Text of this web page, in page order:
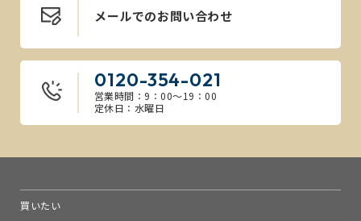
メールでのお問い合わせ
0120-354-021
営業時間：9：00～19：00
定休日：水曜日
買いたい